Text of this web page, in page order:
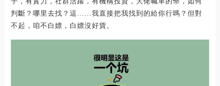
判斷？哪里去找？這......我直接把我找到的給你行嗎？但對
不起，咱不白嫖，白嫖沒好貨。